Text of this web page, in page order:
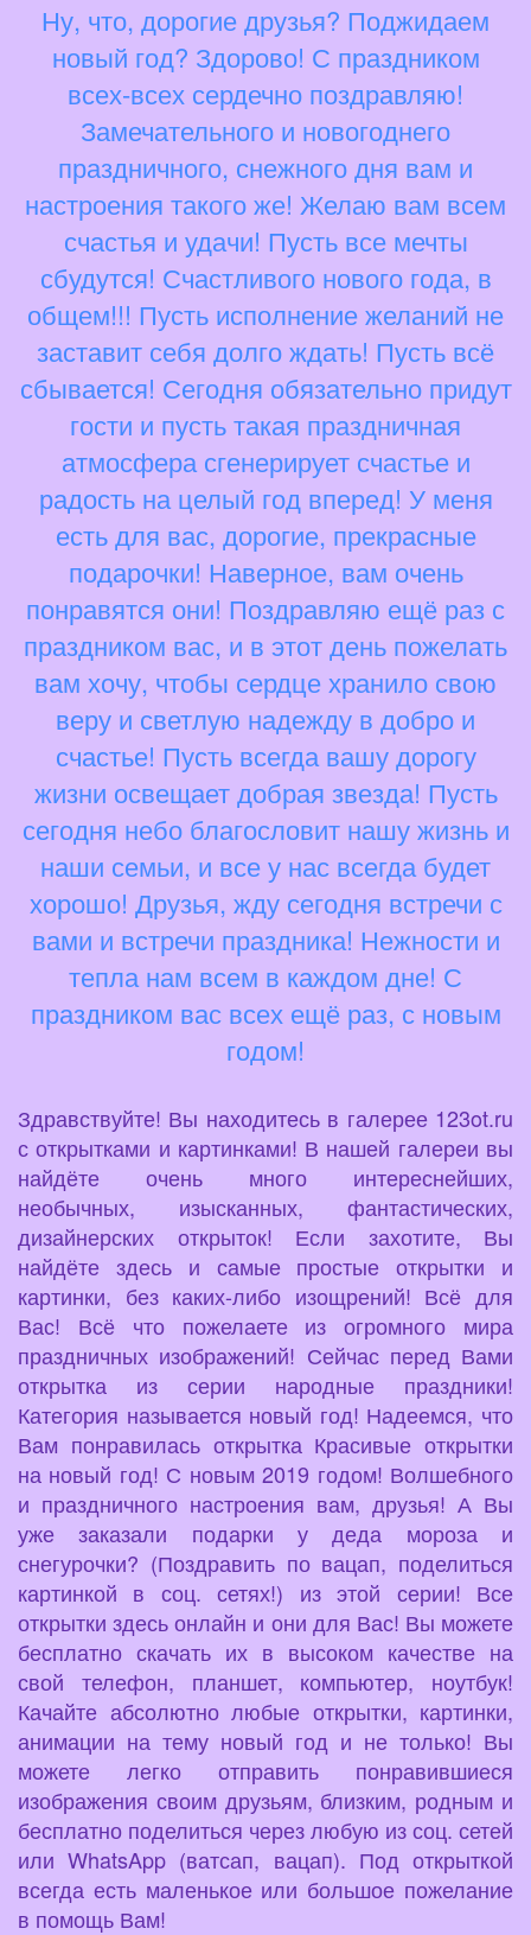
Ну, что, дорогие друзья? Поджидаем
новый год? Здорово! С праздником
всех-всех сердечно поздравляю!
Замечательного и новогоднего
праздничного, снежного дня вам и
настроения такого же! Желаю вам всем
счастья и удачи! Пусть все мечты
сбудутся! Счастливого нового года, в
общем!!! Пусть исполнение желаний не
заставит себя долго ждать! Пусть всё
сбывается! Сегодня обязательно придут
гости и пусть такая праздничная
атмосфера сгенерирует счастье и
радость на целый год вперед! У меня
есть для вас, дорогие, прекрасные
подарочки! Наверное, вам очень
понравятся они! Поздравляю ещё раз с
праздником вас, и в этот день пожелать
вам хочу, чтобы сердце хранило свою
веру и светлую надежду в добро и
счастье! Пусть всегда вашу дорогу
жизни освещает добрая звезда! Пусть
сегодня небо благословит нашу жизнь и
наши семьи, и все у нас всегда будет
хорошо! Друзья, жду сегодня встречи с
вами и встречи праздника! Нежности и
тепла нам всем в каждом дне! С
праздником вас всех ещё раз, с новым
годом!
Здравствуйте! Вы находитесь в галерее 123ot.ru
с открытками и картинками! В нашей галереи вы
найдёте очень много интереснейших,
необычных, изысканных, фантастических,
дизайнерских открыток! Если захотите, Вы
найдёте здесь и самые простые открытки и
картинки, без каких-либо изощрений! Всё для
Вас! Всё что пожелаете из огромного мира
праздничных изображений! Сейчас перед Вами
открытка из серии народные праздники!
Категория называется новый год! Надеемся, что
Вам понравилась открытка Красивые открытки
на новый год! С новым 2019 годом! Волшебного
и праздничного настроения вам, друзья! А Вы
уже заказали подарки у деда мороза и
снегурочки? (Поздравить по вацап, поделиться
картинкой в соц. сетях!) из этой серии! Все
открытки здесь онлайн и они для Вас! Вы можете
бесплатно скачать их в высоком качестве на
свой телефон, планшет, компьютер, ноутбук!
Качайте абсолютно любые открытки, картинки,
анимации на тему новый год и не только! Вы
можете легко отправить понравившиеся
изображения своим друзьям, близким, родным и
бесплатно поделиться через любую из соц. сетей
или WhatsApp (ватсап, вацап). Под открыткой
всегда есть маленькое или большое пожелание
в помощь Вам!